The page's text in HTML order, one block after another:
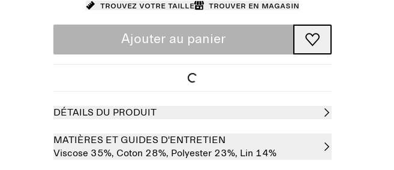
Trouvez votre taille Trouver en magasin
Ajouter au panier
DÉTAILS DU PRODUIT
MATIÈRES ET GUIDES D'ENTRETIEN
Viscose 35%, Coton 28%, Polyester 23%, Lin 14%